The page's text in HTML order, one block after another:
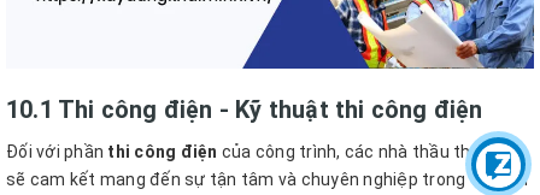
10.1 Thi công điện - Kỹ thuật thi công điện
Đối với phần thi công điện của công trình, các nhà thầu thường
sẽ cam kết mang đến sự tận tâm và chuyên nghiệp trong việc thi